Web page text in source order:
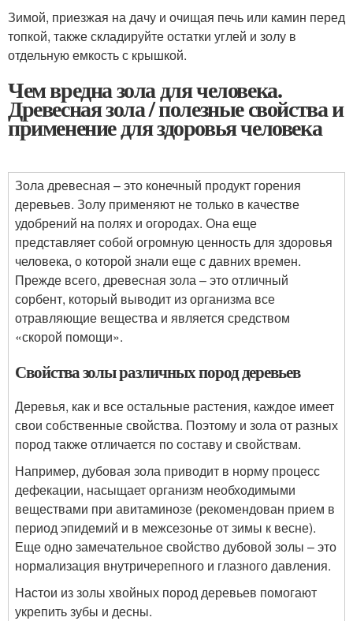
Зимой, приезжая на дачу и очищая печь или камин перед
топкой, также складируйте остатки углей и золу в
отдельную емкость с крышкой.
Чем вредна зола для человека.
Древесная зола / полезные свойства и
применение для здоровья человека
Зола древесная – это конечный продукт горения
деревьев. Золу применяют не только в качестве
удобрений на полях и огородах. Она еще
представляет собой огромную ценность для здоровья
человека, о которой знали еще с давних времен.
Прежде всего, древесная зола – это отличный
сорбент, который выводит из организма все
отравляющие вещества и является средством
«скорой помощи».
Свойства золы различных пород деревьев
Деревья, как и все остальные растения, каждое имеет
свои собственные свойства. Поэтому и зола от разных
пород также отличается по составу и свойствам.
Например, дубовая зола приводит в норму процесс
дефекации, насыщает организм необходимыми
веществами при авитаминозе (рекомендован прием в
период эпидемий и в межсезонье от зимы к весне).
Еще одно замечательное свойство дубовой золы – это
нормализация внутричерепного и глазного давления.
Настои из золы хвойных пород деревьев помогают
укрепить зубы и десны.